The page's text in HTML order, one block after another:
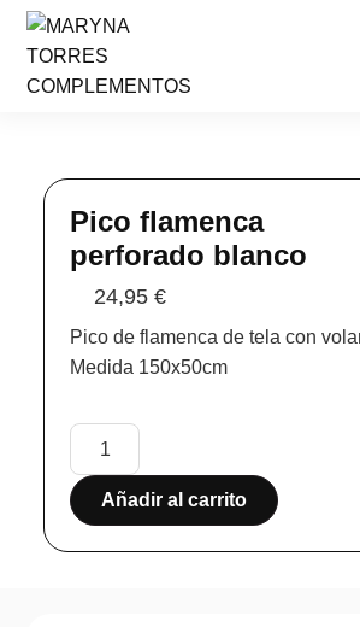
Pico flamenca
perforado blanco
24,95€
Pico de flamenca de tela con
Medida 150x50cm
Añadir al carrito